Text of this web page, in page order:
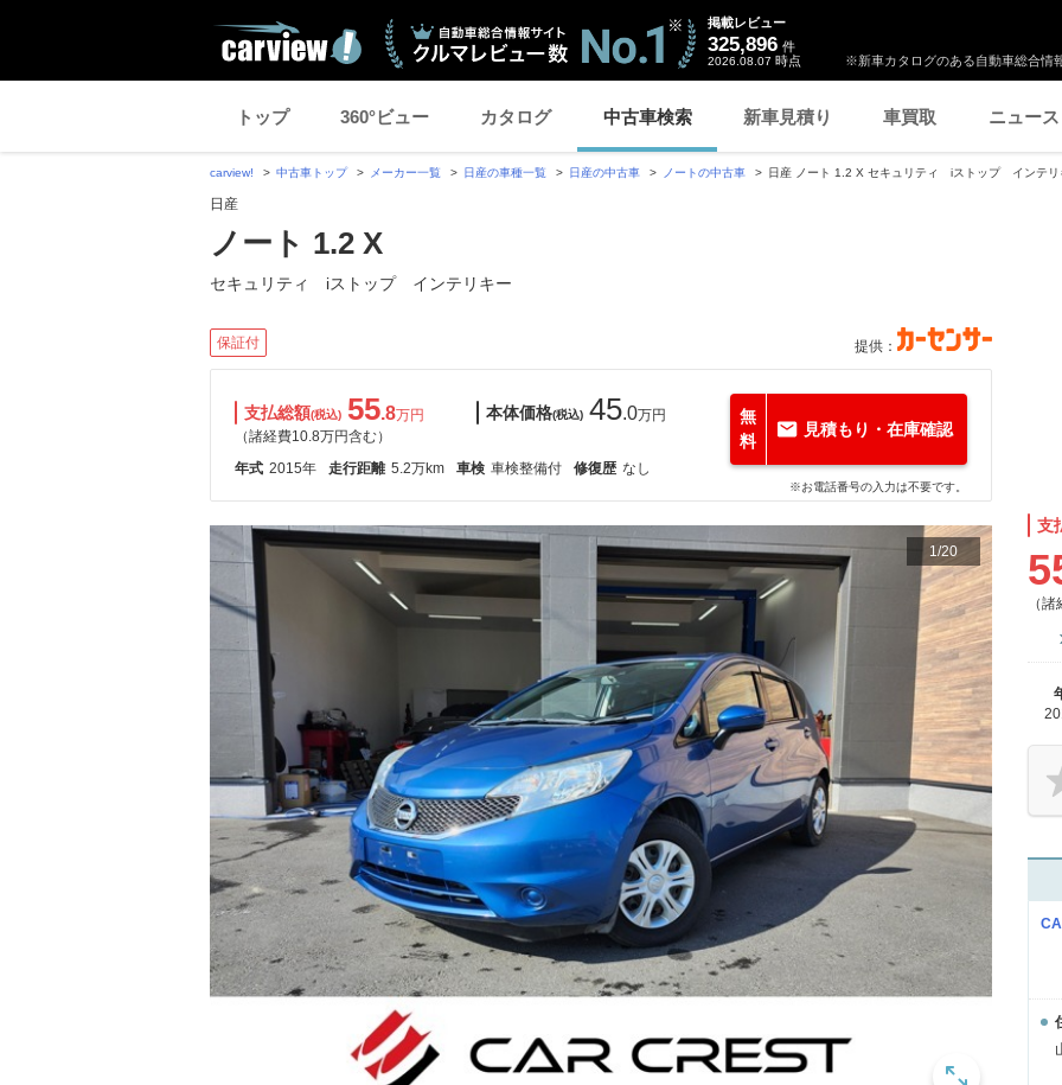
※新車カタログのある自動車総合情
掲載レビュー
325,896 件
2026.08.07 時点
トップ 360°ビュー カタログ 中古車検索 新車見積り 車買取 ニュース
carview! 中古車トップ メーカー一覧 日産の車種一覧 日産の中古車 ノートの中古車 日産 ノート 1.2 X セキュリティ iストップ インテリ
日産
ノート 1.2 X
セキュリティ iストップ インテリキー
保証付 提供：
支払総額(税込) 55.8万円
（諸経費10.8万円含む）
本体価格(税込) 45.0万円
年式 2015年 走行距離 5.2万km 車検 車検整備付 修復歴 なし
無
料
見積もり・在庫確認
※お電話番号の入力は不要です。
1/20
支
（